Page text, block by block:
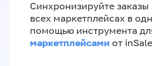
Синхронизируйте заказы
всех маркетплейсах в
помощью инструмента
маркетплейсами от